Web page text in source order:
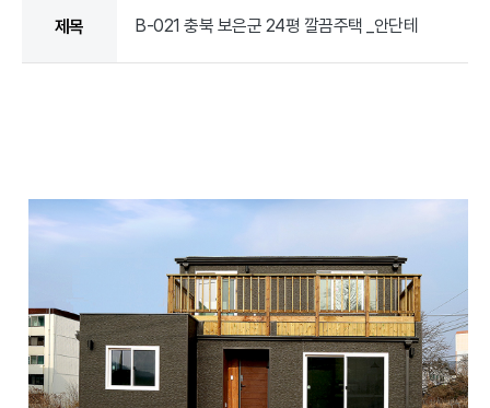
제목 B-021 충북 보은군 24평 깔끔주택 _안단테